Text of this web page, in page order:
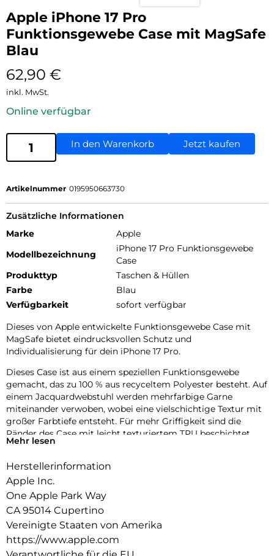
Apple iPhone 17 Pro
Funktionsgewebe Case mit MagSafe
Blau
62,90 €
inkl. MwSt.
Online verfügbar
In den Warenkorb Jetzt kaufen
Artikelnummer 0195950663730
Zusätzliche Informationen
Marke
Apple
Modellbezeichnung
iPhone 17 Pro Funktionsgewebe
Case
Produkttyp
Taschen & Hüllen
Farbe
Blau
Verfügbarkeit
sofort verfügbar
Dieses von Apple entwickelte Funktions­gewebe Case mit
MagSafe bietet eindrucks­vollen Schutz und
Individualisierung für dein iPhone 17 Pro.
Dieses Case ist aus einem speziellen Funktions­gewebe
gemacht, das zu 100 % aus recyceltem Polyester besteht. Auf
einem Jacquard­webstuhl werden mehrfarbige Garne
miteinander verwoben, wobei eine vielschichtige Textur mit
großer Farbtiefe entsteht. Für mehr Griffigkeit sind die
Ränder des Case mit leicht texturiertem TPU beschichtet.
Die Tasten aus elegantem eloxiertem Aluminium sorgen für
Mit zwei Verbindungs­punkten lässt sich dieses Case sicher
am Crossbody Band befestigen. So kannst du dein iPhone
entspannt freihändig tragen.
Mit integrierten Magneten, die sich perfekt am iPhone 17 Pro
ausrichten, hält das Case ganz einfach und sorgt für
schnelleres kabel­loses Laden. Lass dein iPhone beim Laden
Mehr lesen
Herstellerinformation
Apple Inc.
One Apple Park Way
CA 95014 Cupertino
Vereinigte Staaten von Amerika
https://www.apple.com